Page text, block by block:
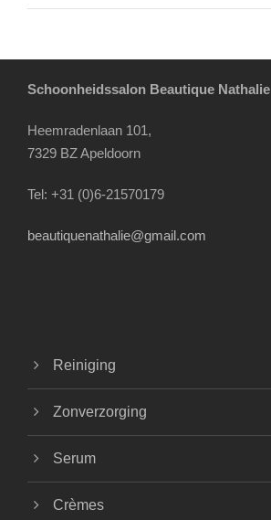
Schoonheidssalon Beautique Nathalie
Heemradenlaan 101,
7329 BZ Apeldoorn
Tel: +31 (0)6-21570179
beautiquenathalie@gmail.com
Reiniging
Zonverzorging
Serum
Crèmes